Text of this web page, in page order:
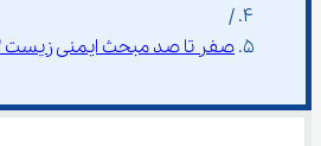
/
صفر تا صد مبحث ایمنی زیست ۲